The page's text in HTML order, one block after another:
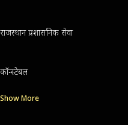
राजस्थान प्रशासनिक सेवा
कॉन्स्टेबल
Show More